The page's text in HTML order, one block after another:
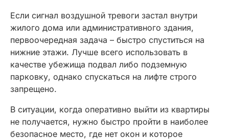
Если сигнал воздушной тревоги застал внутри
жилого дома или административного здания,
первоочередная задача – быстро спуститься на
нижние этажи. Лучше всего использовать в
качестве убежища подвал либо подземную
парковку, однако спускаться на лифте строго
запрещено.
В ситуации, когда оперативно выйти из квартиры
не получается, нужно быстро пройти в наиболее
безопасное место, где нет окон и которое